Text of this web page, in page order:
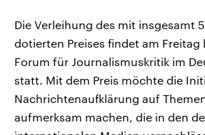
Die Verleihung des mit insgesamt
dotierten Preises findet am Freitag
Forum für Journalismuskritik im
statt. Mit dem Preis möchte die
Nachrichtenaufklärung auf
aufmerksam machen, die in den